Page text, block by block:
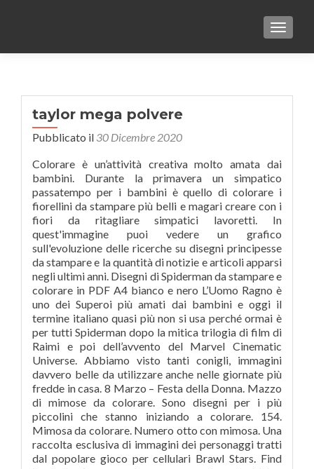
taylor mega polvere
Pubblicato il 30 Dicembre 2020
Colorare è un’attività creativa molto amata dai
bambini. Durante la primavera un simpatico
passatempo per i bambini è quello di colorare i
fiorellini da stampare più belli e magari creare con i
fiori da ritagliare simpatici lavoretti. In
quest'immagine puoi vedere un grafico
sull'evoluzione delle ricerche su disegni principesse
da stampare e la quantità di notizie e articoli apparsi
negli ultimi anni. Disegni di Spiderman da stampare e
colorare in PDF A4 bianco e nero L’Uomo Ragno è
uno dei Superoi più amati dai bambini e oggi il
termine italiano quasi più non si usa perché ormai è
per tutti Spiderman dopo la mitica trilogia di film di
Raimi e poi dell’avvento del Marvel Cinematic
Universe. Abbiamo visto tanti conigli, immagini
davvero belle da utilizzare anche nelle giornate più
fredde in casa. 8 Marzo – Festa della Donna. Mazzo
di mimose da colorare. Sono disegni per i più
piccolini che stanno iniziando a colorare. 154.
Mimosa da colorare. Numero otto con mimosa. Una
raccolta esclusiva di immagini dei personaggi tratti
dal popolare gioco per cellulari Brawl Stars. Find